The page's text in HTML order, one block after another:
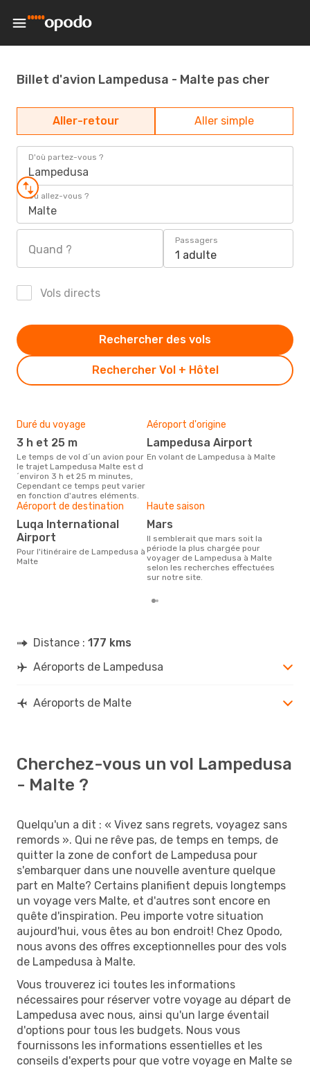
Billet d'avion Lampedusa - Malte pas cher
Aller-retour Aller simple
D'où partez-vous ?
Lampedusa
Où allez-vous ?
Malte
Quand ?
Passagers
1 adulte
Vols directs
Rechercher Vol + Hôtel
Rechercher des vols
Duré du voyage
3 h et 25 m
Le temps de vol d´un avion pour
le trajet Lampedusa Malte est d
´environ 3 h et 25 m minutes,
Cependant ce temps peut varier
en fonction d'autres eléments.
Aéroport d'origine
Lampedusa Airport
En volant de Lampedusa à Malte
Aéroport de destination
Luqa International
Airport
Pour l'itinéraire de Lampedusa à
Malte
Haute saison
mars
Il semblerait que mars soit la
période la plus chargée pour
voyager de Lampedusa à Malte
selon les recherches effectuées
sur notre site.
Distance : 177 kms
Aéroports de Lampedusa
Aéroports de Malte
Cherchez-vous un vol Lampedusa
- Malte ?
Quelqu'un a dit : « Vivez sans regrets, voyagez sans
remords ». Qui ne rêve pas, de temps en temps, de
quitter la zone de confort de Lampedusa pour
s'embarquer dans une nouvelle aventure quelque
part en Malte? Certains planifient depuis longtemps
un voyage vers Malte, et d'autres sont encore en
quête d'inspiration. Peu importe votre situation
aujourd'hui, vous êtes au bon endroit! Chez Opodo,
nous avons des offres exceptionnelles pour des vols
de Lampedusa à Malte.
Vous trouverez ici toutes les informations
nécessaires pour réserver votre voyage au départ de
Lampedusa avec nous, ainsi qu'un large éventail
d'options pour tous les budgets. Nous vous
fournissons les informations essentielles et les
conseils d'experts pour que votre voyage en Malte se